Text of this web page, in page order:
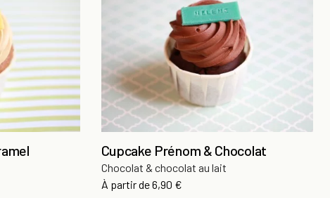
Cupcake Prénom & Chocolat
Chocolat & chocolat au lait
À partir dePrix
6,90 €